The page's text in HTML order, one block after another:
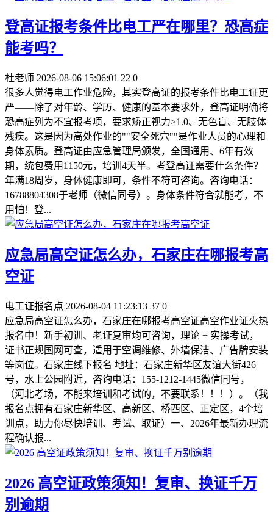
登高证报考条件比电工严在哪里？恐高症
能考吗？
杜老师 2026-08-06 15:06:01 22 0
很多人觉得电工作业危险，其实登高证的报考条件比电工证更
严——除了对年龄、学历、健康的基本要求外，登高证明确将
恐高症列为不宜报考项，要求矫正视力≥1.0、无色盲、无肢体
残疾。这是因为高处作业的""安全死穴""是作业人员的心理和
身体素质。登高证由应急管理局颁发，全国通用、6年有效
期，统包费用1150元，培训4天半。考登高证需要什么条件？
年满18周岁，身体健康即可，条件不符可咨询。咨询电话：
16788804308于老师（微信同号）。身体条件符合就能考，不
用怕！登...
应急局高空证怎么办，石家庄在哪报考高
空证
电工证报名点 2026-08-04 11:23:13 37 0
应急局高空证怎么办，石家庄在哪报考高空证高空作业证火热
报名中！新手初训、老证复审均可咨询，理论 + 实操考试，
证书正规国网可查，适用于空调维修、外墙保洁、广告牌安装
等岗位。石家庄线下报名 地址：石家庄新华区友谊大街426
号，水上公园附近，咨询电话：155-1212-1445微信同号，
（河北考场，不能来培训和考试的，不要联系！！！）。（我
报名点拥有石家庄新华区、高新区、桥西区、正定区，4个培
训点，助力你尽快培训、考试、取证）一、2026年最新办理流
程‌确认报...
2026 高空证政策须知！复审、换证千万
别逾期